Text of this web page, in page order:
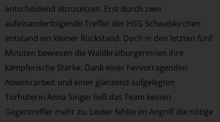
entscheidend abzusetzen. Erst durch zwei
aufeinanderfolgende Treffer der HSG Schwabkirchen
entstand ein kleiner Rückstand. Doch in den letzten fünf
Minuten bewiesen die Waldkraiburgerinnen ihre
kämpferische Stärke: Dank einer hervorragenden
Abwehrarbeit und einer glänzend aufgelegten
Torhüterin Anna Singer ließ das Team keinen
Gegentreffer mehr zu. Leider fehlte im Angriff die nötige